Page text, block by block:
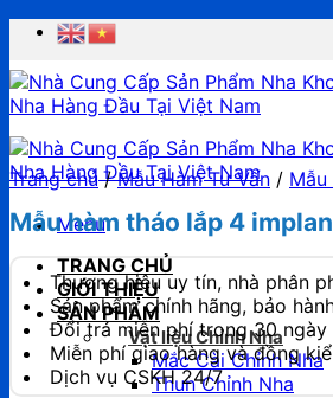
Chuyển
nội
dung
Menu
TRANG CHỦ
GIỚI THIỆU
SẢN PHẨM
Vật liệu Chỉnh Nha
Mắc Cài Chỉnh Nha
Thun Chỉnh Nha
Trang chủ / Mẫu Hàm Tư Vấn /
Mẫu hàm tháo lắp 4
Thương hiệu uy tín, nhà phân
Sản phẩm chính hãng, bảo
Đổi trả miễn phí trong 30 ngày
Miễn phí giao hàng và đồng
Dịch vụ CSKH 24/7